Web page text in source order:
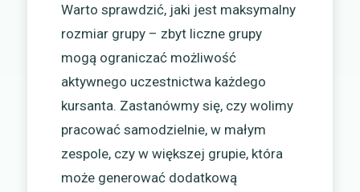
Warto sprawdzić, jaki jest maksymalny
rozmiar grupy – zbyt liczne grupy
mogą ograniczać możliwość
aktywnego uczestnictwa każdego
kursanta. Zastanówmy się, czy wolimy
pracować samodzielnie, w małym
zespole, czy w większej grupie, która
może generować dodatkową